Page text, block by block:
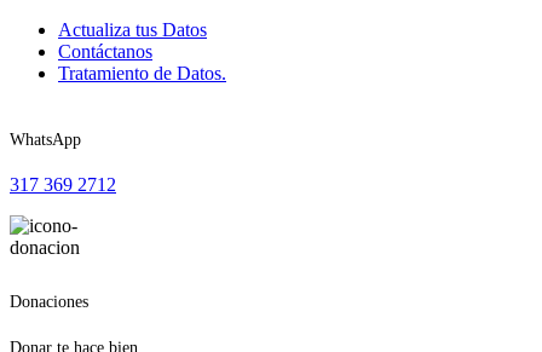
Actualiza tus Datos
Contáctanos
Tratamiento de Datos.
WhatsApp
317 369 2712
Donaciones
Donar te hace bien